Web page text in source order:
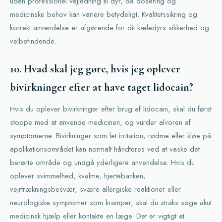
medicinske behov kan variere betydeligt. Kvalitetssikring og
korrekt anvendelse er afgørende for dit kæledyrs sikkerhed og
velbefindende.
10. Hvad skal jeg gøre, hvis jeg oplever
bivirkninger efter at have taget lidocain?
Hvis du oplever bivirkninger efter brug af lidocain, skal du først
stoppe med at anvende medicinen, og vurder alvoren af
symptomerne. Bivirkninger som let irritation, rødme eller kløe på
applikationsområdet kan normalt håndteres ved at vaske det
berørte område og undgå yderligere anvendelse. Hvis du
oplever svimmelhed, kvalme, hjertebanken,
vejrtrækningsbesvær, svære allergiske reaktioner eller
neurologiske symptomer som kramper, skal du straks søge akut
medicinsk hjælp eller kontakte en læge. Det er vigtigt at